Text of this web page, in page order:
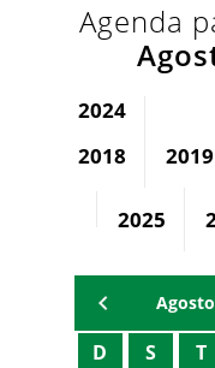
Agenda
2024
2018
2019
2025
Agosto
D S T